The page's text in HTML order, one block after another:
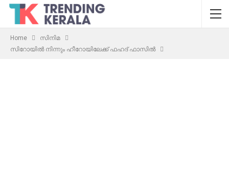
Home
സിനിമ
സിറോയിൽ നിന്നും ഹീറോയിലേക്ക് ഫഹദ് ഫാസിൽ